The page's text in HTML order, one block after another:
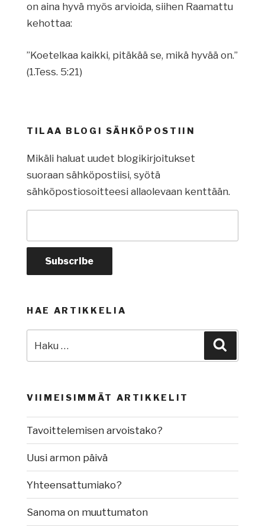
on aina hyvä myös arvioida, siihen Raamattu
kehottaa:
”Koetelkaa kaikki, pitäkää se, mikä hyvää on.”
(1.Tess. 5:21)
TILAA BLOGI SÄHKÖPOSTIIN
Mikäli haluat uudet blogikirjoitukset
suoraan sähköpostiisi, syötä
sähköpostiosoitteesi allaolevaan kenttään.
HAE ARTIKKELIA
VIIMEISIMMÄT ARTIKKELIT
Tavoittelemisen arvoistako?
Uusi armon päivä
Yhteensattumiako?
Sanoma on muuttumaton